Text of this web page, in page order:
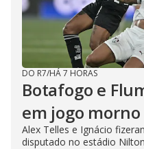
DO R7/HÁ 7 HORAS
Botafogo e
em jogo
Alex Telles e Ignácio
disputado no estádio